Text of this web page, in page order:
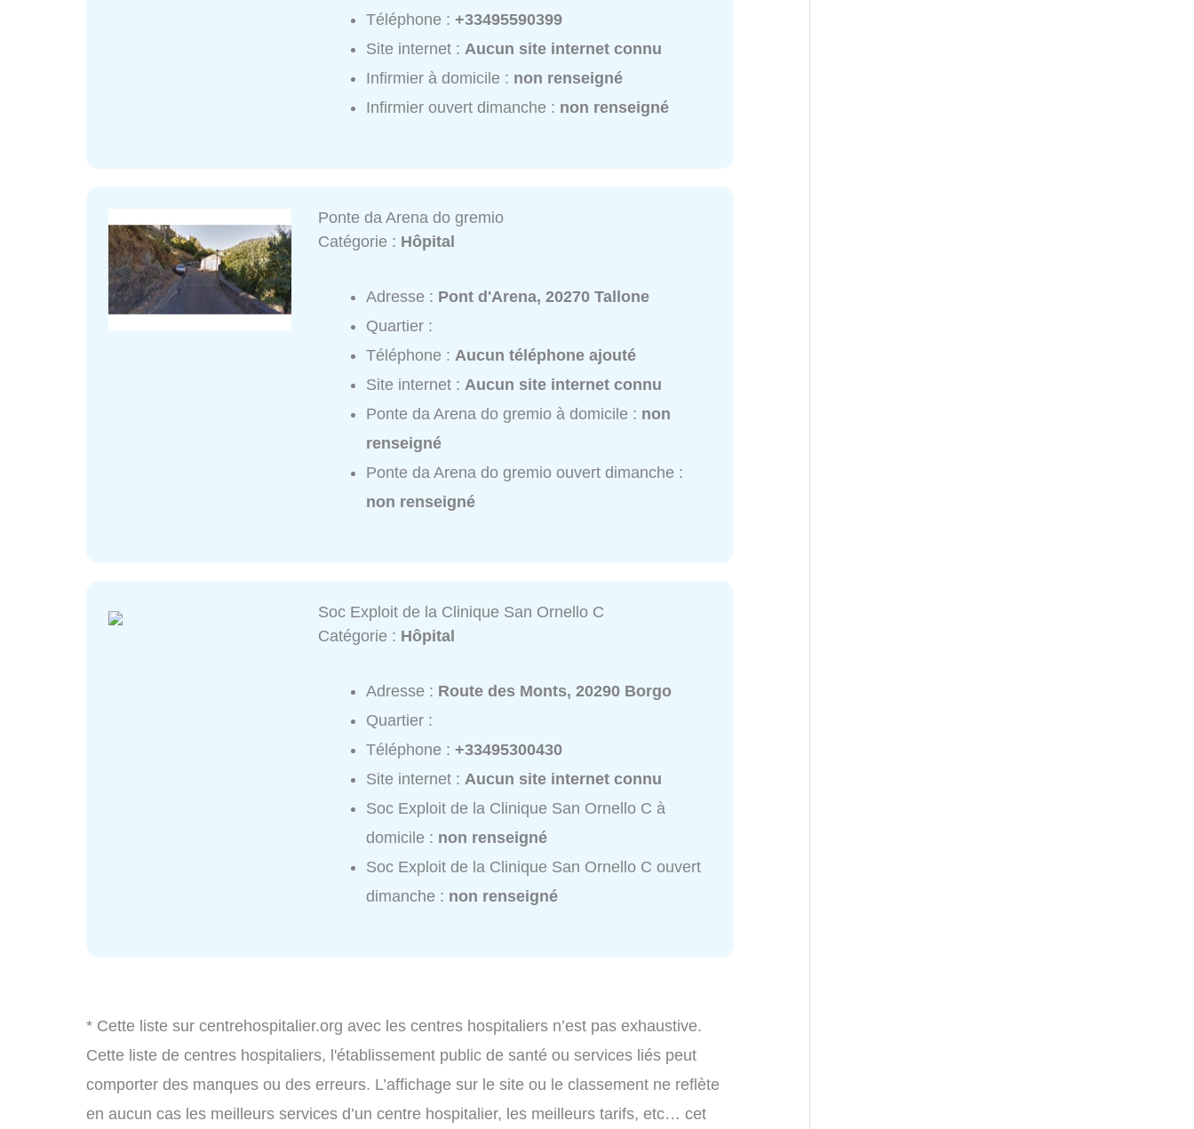
Téléphone :+33495590399
Site internet : Aucun site internet connu
Infirmier à domicile : non renseigné
Infirmier ouvert dimanche : non renseigné
Ponte da Arena do gremio
Catégorie : Hôpital
Adresse : Pont d'Arena, 20270 Tallone
Quartier :
Téléphone : Aucun téléphone ajouté
Site internet : Aucun site internet connu
Ponte da Arena do gremio à domicile : non
renseigné
Ponte da Arena do gremio ouvert dimanche :
non renseigné
Soc Exploit de la Clinique San Ornello C
Catégorie : Hôpital
Adresse : Route des Monts, 20290 Borgo
Quartier :
Téléphone :+33495300430
Site internet : Aucun site internet connu
Soc Exploit de la Clinique San Ornello C à
domicile : non renseigné
Soc Exploit de la Clinique San Ornello C ouvert
dimanche : non renseigné
* Cette liste sur centrehospitalier.org avec les centres hospitaliers n’est pas exhaustive.
Cette liste de centres hospitaliers, l'établissement public de santé ou services liés peut
comporter des manques ou des erreurs. L’affichage sur le site ou le classement ne reflète
en aucun cas les meilleurs services d’un centre hospitalier, les meilleurs tarifs, etc… cet